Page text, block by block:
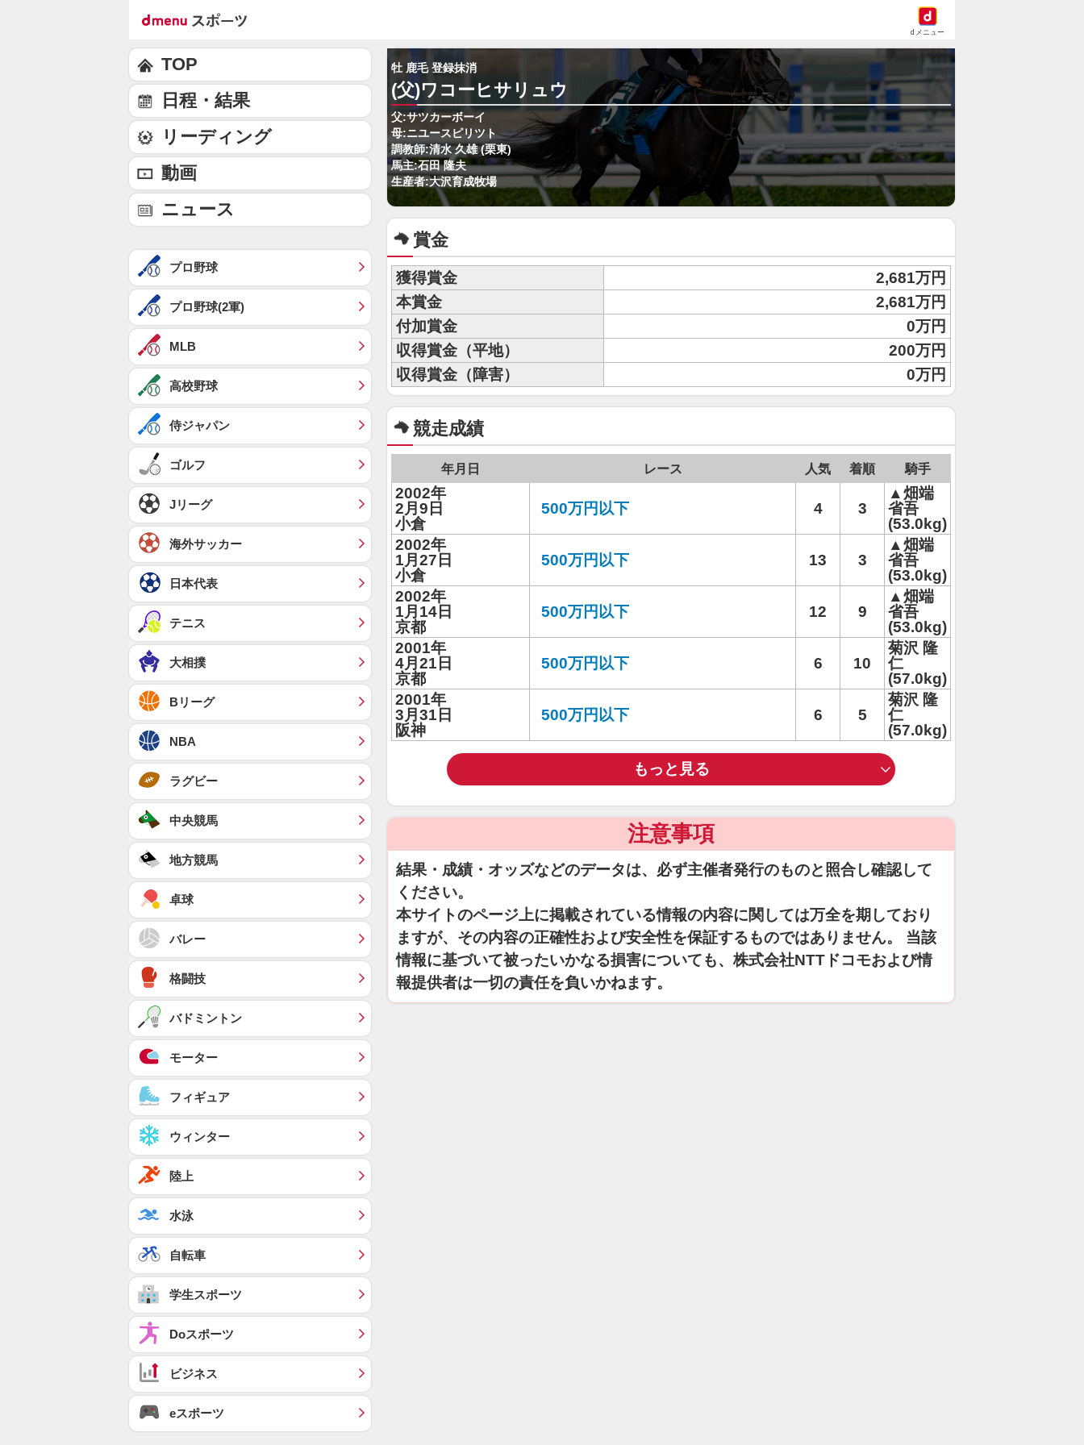
dメニュー
牡 鹿毛 登録抹消
(父)ワコーヒサリュウ
父:サツカーボーイ
母:ニユースピリツト
調教師:清水 久雄 (栗東)
馬主:石田 隆夫
生産者:大沢育成牧場
賞金
獲得賞金
2,681万円
本賞金
2,681万円
付加賞金
0万円
収得賞金（平地）
200万円
収得賞金（障害）
0万円
競走成績
年月日 レース 人気 着順 騎手
2002年
2月9日
小倉
500万円以下 4 3
▲畑端
省吾
(53.0kg)
2002年
1月27日
小倉
500万円以下 13 3
▲畑端
省吾
(53.0kg)
2002年
1月14日
京都
500万円以下 12 9
▲畑端
省吾
(53.0kg)
2001年
4月21日
京都
500万円以下 6 10
菊沢 隆
仁
(57.0kg)
2001年
3月31日
阪神
500万円以下 6 5
菊沢 隆
仁
(57.0kg)
もっと見る
注意事項
結果・成績・オッズなどのデータは、必ず主催者発行のものと照合し確認して
ください。
本サイトのページ上に掲載されている情報の内容に関しては万全を期しており
ますが、その内容の正確性および安全性を保証するものではありません。 当該
情報に基づいて被ったいかなる損害についても、株式会社NTTドコモおよび情
報提供者は一切の責任を負いかねます。
TOP
日程・結果
リーディング
動画
ニュース
プロ野球
プロ野球(2軍)
MLB
高校野球
侍ジャパン
ゴルフ
Jリーグ
海外サッカー
日本代表
テニス
大相撲
Bリーグ
NBA
ラグビー
中央競馬
地方競馬
卓球
バレー
格闘技
バドミントン
モーター
フィギュア
ウィンター
陸上
水泳
自転車
学生スポーツ
Doスポーツ
ビジネス
eスポーツ